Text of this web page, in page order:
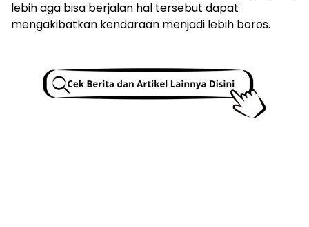
lebih aga bisa berjalan hal tersebut dapat
mengakibatkan kendaraan menjadi lebih boros.